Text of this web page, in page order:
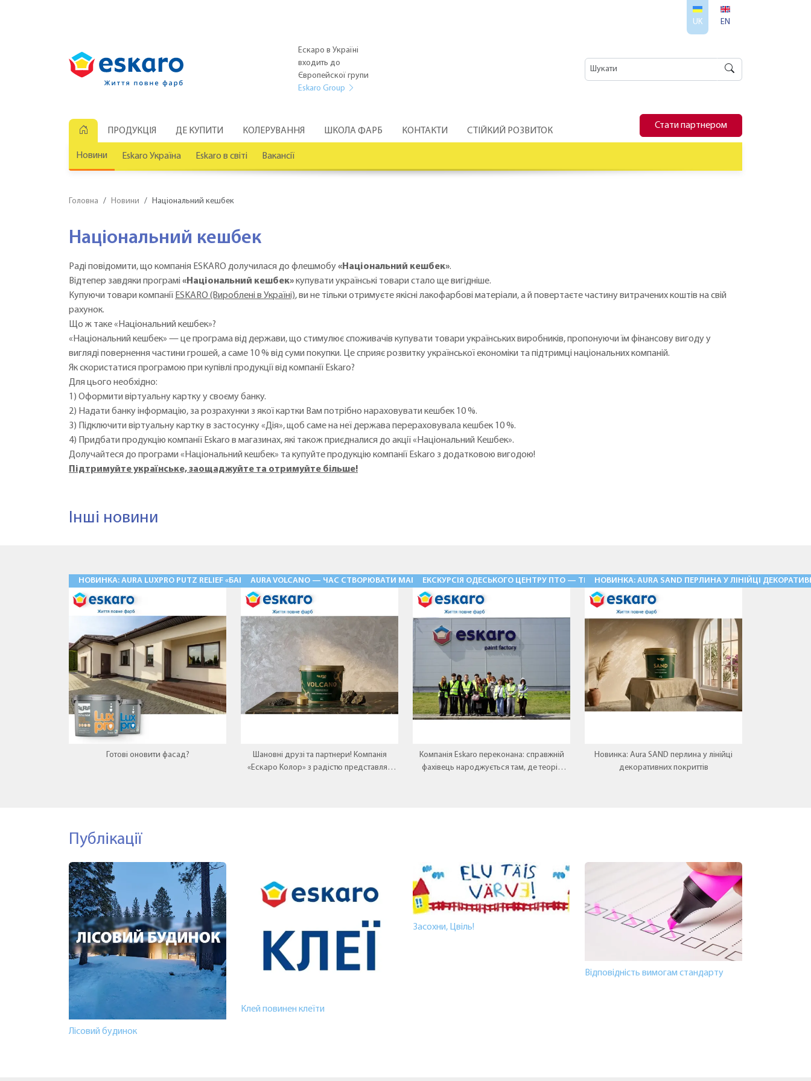
UK EN
Ескаро в Україні
входить до
Європейскої групи
Eskaro Group
ПРОДУКЦІЯ ДЕ КУПИТИ КОЛЕРУВАННЯ ШКОЛА ФАРБ КОНТАКТИ СТІЙКИЙ РОЗВИТОК
Стати партнером
Новини Eskaro Україна Eskaro в світі Вакансії
Головна Новини Національний кешбек
Національний кешбек
Раді повідомити, що компанія ESKARO долучилася до флешмобу«Національний кешбек».
Відтепер завдяки програмі «Національний кешбек»купувати українські товари стало ще вигідніше.
Купуючи товари компанії ESKARO (Вироблені в Україні), ви не тільки отримуєте якісні лакофарбові матеріали, а й повертаєте частину витрачених коштів на свій
рахунок.
Що ж таке «Національний кешбек»?
«Національний кешбек» — це програма від держави, що стимулює споживачів купувати товари українських виробників, пропонуючи їм фінансову вигоду у
вигляді повернення частини грошей, а саме 10 % від суми покупки. Це сприяє розвитку української економіки та підтримці національних компаній.
Як скористатися програмою при купівлі продукції від компанії Eskaro?
Для цього необхідно:
1) Оформити віртуальну картку у своєму банку.
2) Надати банку інформацію, за розрахунки з якої картки Вам потрібно нараховувати кешбек 10 %.
3) Підключити віртуальну картку в застосунку «Дія», щоб саме на неї держава перераховувала кешбек 10 %.
4) Придбати продукцію компанії Eskaro в магазинах, які також приєдналися до акції «Національний Кешбек».
Долучайтеся до програми «Національний кешбек» та купуйте продукцію компанії Eskaro з додатковою вигодою!
Підтримуйте українське, заощаджуйте та отримуйте більше!
Інші новини
НОВИНКА: AURA LUXPRO PUTZ RELIEF «БАРАНЕЦЬ» — ФАСАДНІ ШТУКАТУРКИ НОВОГО РІВНЯ 03.08.2026
Готові оновити фасад?
AURA VOLCANO — ЧАС СТВОРЮВАТИ МАГІЮ 28.05.2026
Шановні друзі та партнери! Компанія
«Ескаро Колор» з радістю представляє
ЕКСКУРСІЯ ОДЕСЬКОГО ЦЕНТРУ ПТО — ТРАДИЦІЯ, ЩО ЖИВЕ! 11.05.2026
Компанія Eskaro переконана: справжній
фахівець народжується там, де теорія
НОВИНКА: AURA SAND ПЕРЛИНА У ЛІНІЙЦІ
Новинка: Aura SAND перлина у лінійці
декоративних покриттів
Публікації
Лісовий будинок
Клей повинен клеїти
Засохни, Цвіль!
Відповідність вимогам стандарту